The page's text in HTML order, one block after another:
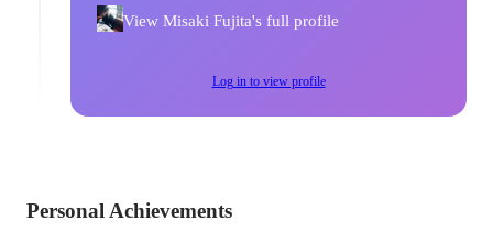
View Misaki Fujita's full profile
Log in to view profile
Personal Achievements